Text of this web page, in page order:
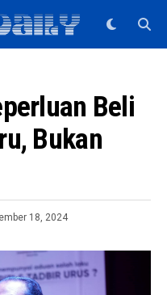
Beli
Bukan
18, 2024